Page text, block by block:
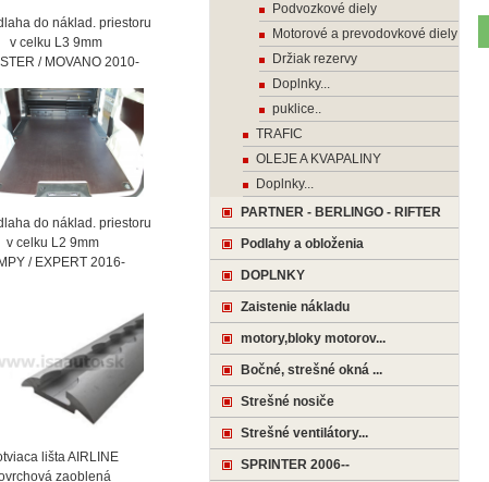
Podvozkové diely
Motorové a prevodovkové diely
Držiak rezervy
Doplnky...
puklice..
TRAFIC
OLEJE A KVAPALINY
Doplnky...
PARTNER - BERLINGO - RIFTER
Podlahy a obloženia
DOPLNKY
Zaistenie nákladu
motory,bloky motorov...
Bočné, strešné okná ...
Strešné nosiče
Strešné ventilátory...
SPRINTER 2006--
do náklad. priestoru
L3 9mm
/ MOVANO 2010-
do náklad. priestoru
L2 9mm
/ EXPERT 2016-
lišta AIRLINE
zaoblená